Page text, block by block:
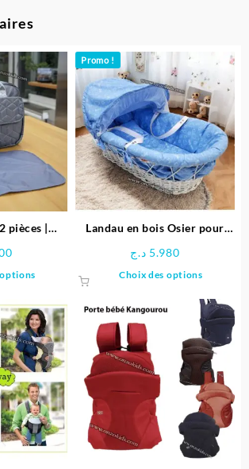
pièces |
a
plusieurs
variations.
Les
options
peuvent
être
choisies
sur
la
Promo !
Landau en bois Osier pour
5.980 د.ج
Choix des options
a
Les
options
être
choisies
sur
la